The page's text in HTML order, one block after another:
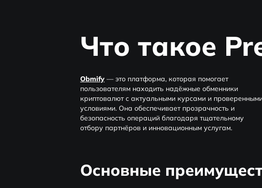
Что такое
Obmify — это платформа, которая помогает
пользователям находить надёжные обменники
криптовалют с актуальными курсами и
условиями. Она обеспечивает прозрачность и
безопасность операций благодаря тщательному
отбору партнёров и инновационным услугам.
Основные